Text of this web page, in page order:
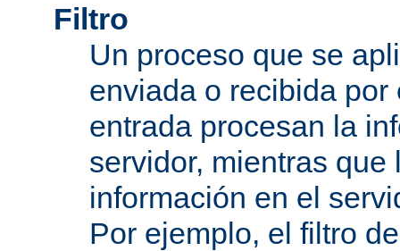
Filtro
Un proceso que se
enviada o recibida
entrada procesan la
servidor, mientras
información en el
Por ejemplo, el filtro